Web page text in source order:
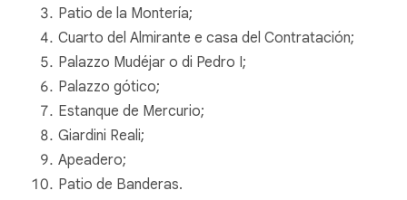
Patio de la Montería;
Cuarto del Almirante e casa del Contratación;
Palazzo Mudéjar o di Pedro I;
Palazzo gótico;
Estanque de Mercurio;
Giardini Reali;
Apeadero;
Patio de Banderas.